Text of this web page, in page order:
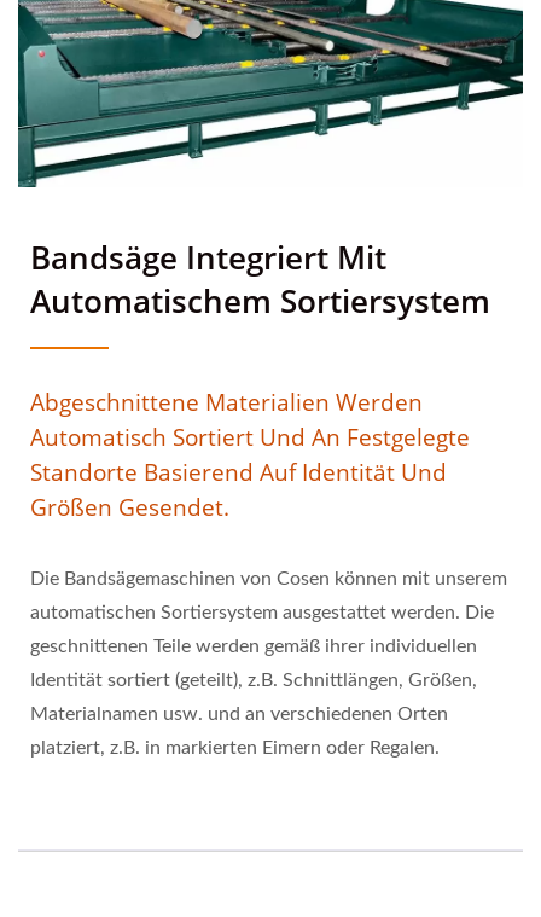
Bandsäge Integriert Mit
Automatischem Sortiersystem
Abgeschnittene Materialien Werden
Automatisch Sortiert Und An Festgelegte
Standorte Basierend Auf Identität Und
Größen Gesendet.
Die Bandsägemaschinen von Cosen können mit unserem
automatischen Sortiersystem ausgestattet werden. Die
geschnittenen Teile werden gemäß ihrer individuellen
Identität sortiert (geteilt), z.B. Schnittlängen, Größen,
Materialnamen usw. und an verschiedenen Orten
platziert, z.B. in markierten Eimern oder Regalen.